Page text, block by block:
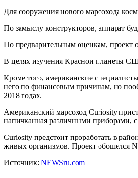
Для сооружения нового марсохода
По замыслу конструкторов, аппарат
По предварительным оценкам, проект
В целях изучения Красной планеты
Кроме того, американские
него по финансовым причинам, но
2018 годах.
Американский марсоход Curiosity
напичканная различными приборами,
Curiosity предстоит проработать в
живых организмов. Проект обошелся
Источник: NEWSru.com